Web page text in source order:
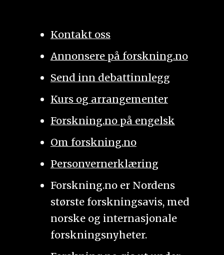
Kontakt oss
Annonsere på forskning.no
Send inn debattinnlegg
Kurs og arrangementer
Forskning.no på engelsk
Om forskning.no
Personvernerklæring
Forskning.no er Nordens
største forskningsavis, med
norske og internasjonale
forskningsnyheter.